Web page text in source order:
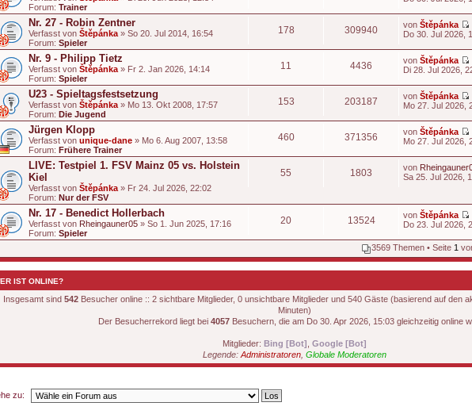
n
h
a
n
g
r
Forum: Trainer
t
r
Nr. 27 - Robin Zentner
Verfasst von Štěpánka » So 20. Jul 2014, 16:54
Forum: Spieler
178 309940 von Štěpánka
t
r
Do 30. Jul 2026,
Nr. 9 - Philipp Tietz
Verfasst von Štěpánka » Fr 2. Jan 2026, 14:14
Forum: Spieler
11 4436 von Štěpánka
i
t
r
Di 28. Jul 2026,
U23 - Spieltagsfestsetzung
Verfasst von Štěpánka » Mo 13. Okt 2008, 17:57
Forum: Die Jugend
153 203187 von Štěpánka
r
Mo 27. Jul 2026,
Jürgen Klopp
Verfasst von unique-dane » Mo 6. Aug 2007, 13:58
Forum: Frühere Trainer
460 371356 von Štěpánka
r
t
r
Mo 27. Jul 2026,
LIVE: Testpiel 1. FSV Mainz 05 vs. Holstein
Kiel
Verfasst von Štěpánka » Fr 24. Jul 2026, 22:02
Forum: Nur der FSV
55 1803 von
Sa 25. Jul 2026,
Nr. 17 - Benedict Hollerbach
Verfasst von Rheingauner05 » So 1. Jun 2025, 17:16
Forum: Spieler
20 13524 von Štěpánka
t
r
t
Do 23. Jul 2026,
3569 Themen • Seite 1
IST ONLINE?
Insgesamt sind 542Besucher online :: 2 sichtbare Mitglieder, 0 unsichtbare Mitglieder und 540 Gäste (basierend auf den
Minuten)
Der Besucherrekord liegt bei 4057Besuchern, die am Do 30. Apr 2026, 15:03 gleichzeitig online
Mitglieder: Bing [Bot] Google [Bot]
Legende: Administratoren Globale Moderatoren
zu: